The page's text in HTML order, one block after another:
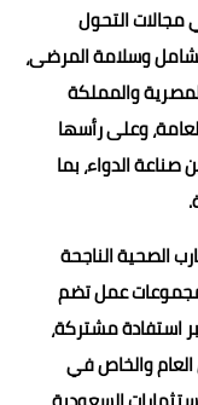
مجالات التحول
وسلامة المرضى،
والمملكة
وعلى رأسها
الدواء، بما
الصحية الناجحة
مجموعات عمل تضم
استفادة مشتركة،
والخاص في